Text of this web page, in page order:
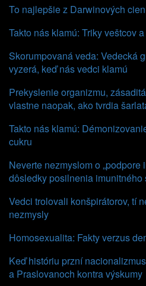
To najlepšie z Darwinových cien
Takto nás klamú: Triky veštcov
Skorumpovaná veda: Vedecká
vyzerá, keď nás vedci klamú
Prekyslenie organizmu,
vlastne naopak, ako tvrdia
Takto nás klamú:
cukru
Neverte nezmyslom o „podpore
dôsledky posilnenia imunitného
Vedci trolovali konšpirátorov, tí
nezmysly
Homosexualita: Fakty verzus
Keď históriu przní
a Praslovanoch kontra výskumy